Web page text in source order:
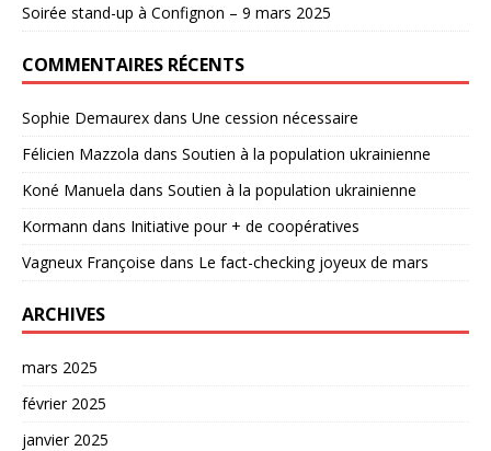
Soirée stand-up à Confignon – 9 mars 2025
COMMENTAIRES RÉCENTS
Sophie Demaurex dans Une cession nécessaire
Félicien Mazzola dans Soutien à la population ukrainienne
Koné Manuela dans Soutien à la population ukrainienne
Kormann dans Initiative pour + de coopératives
Vagneux Françoise dans Le fact-checking joyeux de mars
ARCHIVES
mars 2025
février 2025
janvier 2025